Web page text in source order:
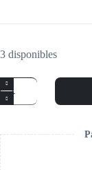
3 disponibles